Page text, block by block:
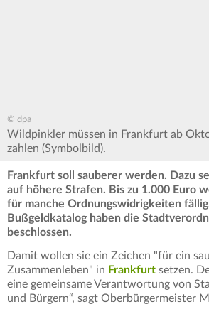
© dpa
Wildpinkler müssen in Frankfurt ab
zahlen (Symbolbild).
Frankfurt soll sauberer werden. Dazu
auf höhere Strafen. Bis zu 1.000 Euro
für manche Ordnungswidrigkeiten
Bußgeldkatalog haben die
beschlossen.
Damit wollen sie ein Zeichen "für ein
Zusammenleben" in Frankfurt setzen.
eine gemeinsame Verantwortung von
und Bürgern“, sagt Oberbürgermeister